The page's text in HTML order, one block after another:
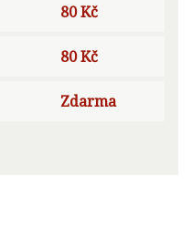
80 Kč
80 Kč
Zdarma